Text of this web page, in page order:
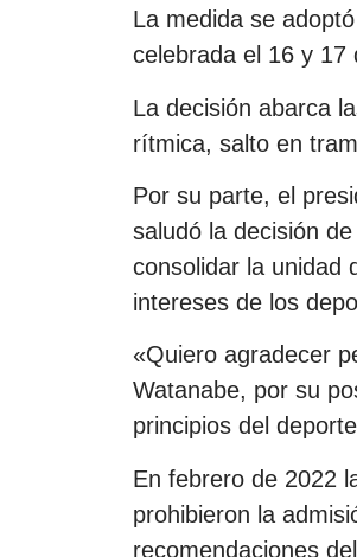
La medida se
celebrada el 16 y 17
La decisión abarca
rítmica, salto en
Por su parte, el
saludó la decisión
consolidar la unidad
intereses de los
«Quiero agradecer
Watanabe, por su
principios del
En febrero de 2022
prohibieron la
recomendaciones